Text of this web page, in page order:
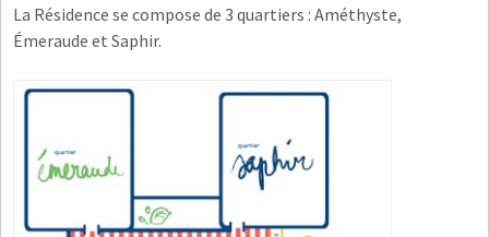
La Résidence se compose de 3 quartiers : Améthyste,
Émeraude et Saphir.